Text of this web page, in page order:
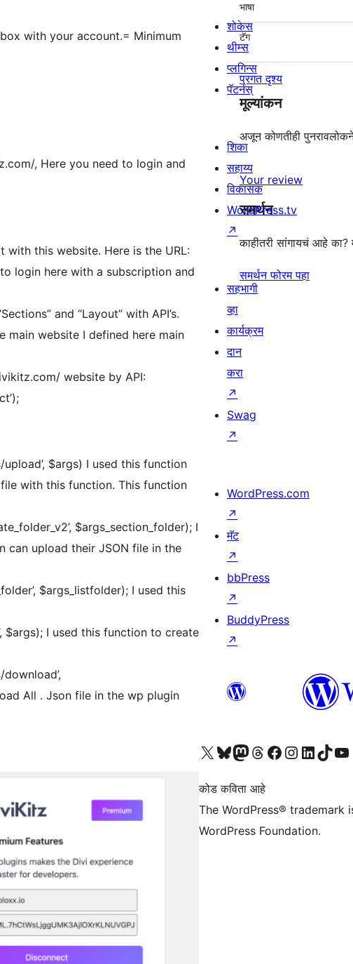
with your account.= Minimum
, Here you need to login and
with this website. Here is the URL:
login here with a subscription and
and “Layout” with API’s.
main website I defined here main
website by API:
$args) I used this function
with this function. This function
$args_section_folder); I
can upload their JSON file in the
$args_listfolder); I used this
$args); I used this function to create
All . Json file in the wp plugin
भाषा
टॅग
प्रगत दृश्य
मूल्यांकन
अजून कोणतीही
Your review
समर्थन
काहीतरी सांगायचं आहे
समर्थन फोरम पहा
शोकेस
थीम्स
प्लगिन्स
पॅटर्नस्
शिका
सहाय्य
विकासक
WordPress.tv
↗
सहभागी
व्हा
कार्यक्रम
दान
करा
↗
Swag
↗
WordPress.com
↗
मॅट
↗
bbPress
↗
BuddyPress
↗
आमच्या X (एक्स) (पूर्वीचे ट्विटर) खात्याला भेट द्या आमच्या ब्लूस्की खात्याला भेट द्या.आमच्या Mastodon खात्याला भेट द्या.आमच्या थ्रेड्स खात्याला भेट द्या. आमच्या फेसबुक पेजला भेट द्या आमच्या इंस्टाग्राम खात्याला भेट द्या आमच्या लिंक्डइन खात्याला भेट द्या आमच्या टिकटॉक अकाउंटला भेट द्या.आमच्या यूट्यूब चॅनेलला भेट द्या
कोड कविता आहे
The WordPress®
WordPress Foundation.